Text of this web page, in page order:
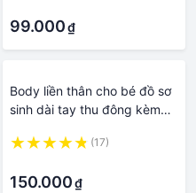
99.000₫
Body liền thân cho bé đồ sơ
sinh dài tay thu đông kèm
(17)
150.000₫